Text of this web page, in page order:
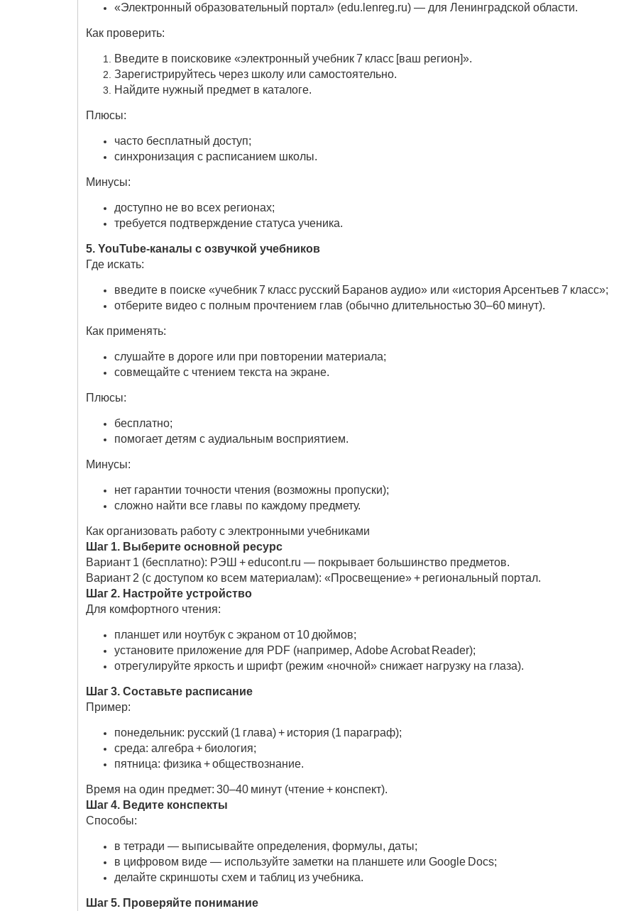
«Электронный образовательный портал» (edu.lenreg.ru) — для Ленинградской области.
Как проверить:
Введите в поисковике «электронный учебник 7 класс [ваш регион]».
Зарегистрируйтесь через школу или самостоятельно.
Найдите нужный предмет в каталоге.
Плюсы:
часто бесплатный доступ;
синхронизация с расписанием школы.
Минусы:
доступно не во всех регионах;
требуется подтверждение статуса ученика.
5. YouTube‑каналы с озвучкой учебников
Где искать:
введите в поиске «учебник 7 класс русский Баранов аудио» или «история Арсентьев 7 класс»;
отберите видео с полным прочтением глав (обычно длительностью 30–60 минут).
Как применять:
слушайте в дороге или при повторении материала;
совмещайте с чтением текста на экране.
Плюсы:
бесплатно;
помогает детям с аудиальным восприятием.
Минусы:
нет гарантии точности чтения (возможны пропуски);
сложно найти все главы по каждому предмету.
Как организовать работу с электронными учебниками
Шаг 1. Выберите основной ресурс
Вариант 1 (бесплатно): РЭШ + educont.ru — покрывает большинство предметов.
Вариант 2 (с доступом ко всем материалам): «Просвещение» + региональный портал.
Шаг 2. Настройте устройство
Для комфортного чтения:
планшет или ноутбук с экраном от 10 дюймов;
установите приложение для PDF (например, Adobe Acrobat Reader);
отрегулируйте яркость и шрифт (режим «ночной» снижает нагрузку на глаза).
Шаг 3. Составьте расписание
Пример:
понедельник: русский (1 глава) + история (1 параграф);
среда: алгебра + биология;
пятница: физика + обществознание.
Время на один предмет: 30–40 минут (чтение + конспект).
Шаг 4. Ведите конспекты
Способы:
в тетради — выписывайте определения, формулы, даты;
в цифровом виде — используйте заметки на планшете или Google Docs;
делайте скриншоты схем и таблиц из учебника.
Шаг 5. Проверяйте понимание